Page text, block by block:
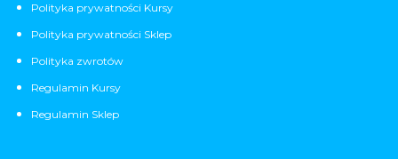
Polityka prywatności Kursy
Polityka prywatności Sklep
Polityka zwrotów
Regulamin Kursy
Regulamin Sklep